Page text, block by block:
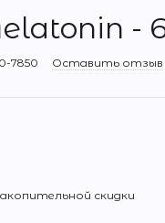
-
7850 Оставить отзыв
скидки